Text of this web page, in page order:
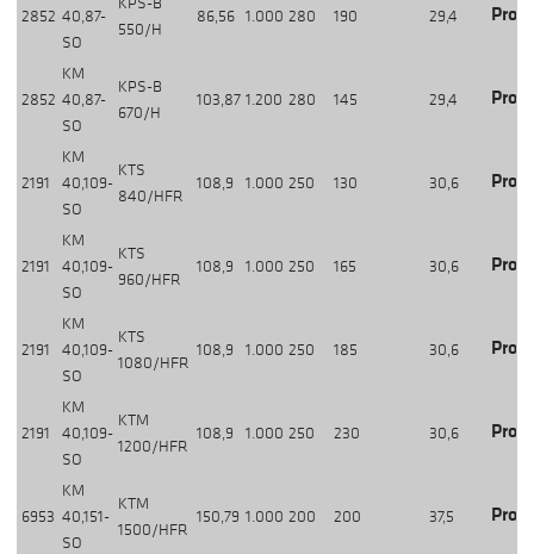
2852 40,87-
SO
550/H
86,56 1.000 280 190 29,4
2852
KM
40,87-
SO
KPS-B
670/H
103,87 1.200 280 145 29,4
2191
KM
40,109-
SO
KTS
840/HFR
108,9 1.000 250 130 30,6
2191
KM
40,109-
SO
KTS
960/HFR
108,9 1.000 250 165 30,6
2191
KM
40,109-
SO
KTS
1080/HFR
108,9 1.000 250 185 30,6
2191
KM
40,109-
SO
KTM
1200/HFR
108,9 1.000 250 230 30,6
6953
KM
40,151-
SO
KTM
1500/HFR
150,79 1.000 200 200 37,5